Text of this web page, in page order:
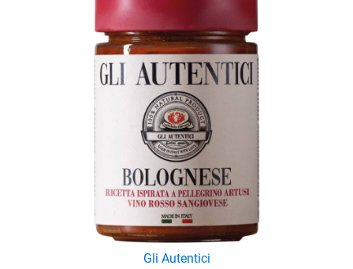
Gli Autentici